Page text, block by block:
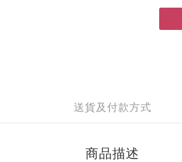
送貨及付款方式
商品描述